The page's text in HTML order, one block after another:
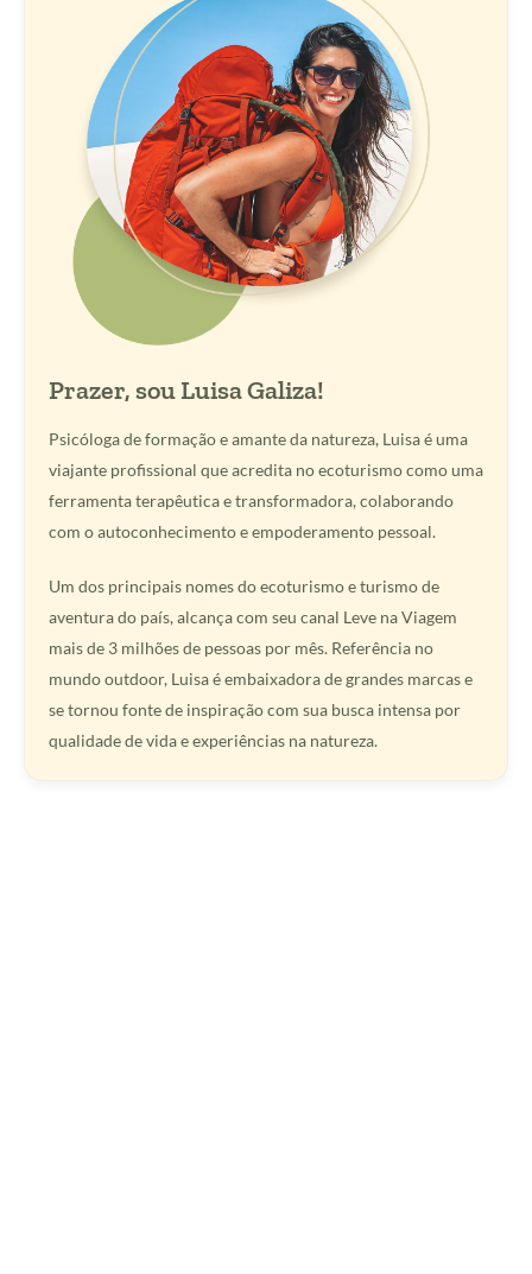
Prazer, sou Luisa Galiza!
Psicóloga de formação e amante da natureza, Luisa é uma
viajante profissional que acredita no ecoturismo como uma
ferramenta terapêutica e transformadora, colaborando
com o autoconhecimento e empoderamento pessoal.
Um dos principais nomes do ecoturismo e turismo de
aventura do país, alcança com seu canal Leve na Viagem
mais de 3 milhões de pessoas por mês. Referência no
mundo outdoor, Luisa é embaixadora de grandes marcas e
se tornou fonte de inspiração com sua busca intensa por
qualidade de vida e experiências na natureza.